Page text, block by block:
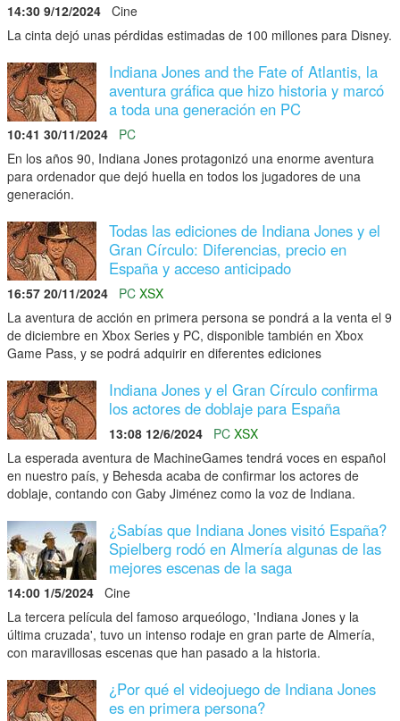
14:30 9/12/2024 Cine
La cinta dejó unas pérdidas estimadas de 100 millones para Disney.
Indiana Jones and the Fate of Atlantis, la
aventura gráfica que hizo historia y marcó
a toda una generación en PC
10:41 30/11/2024
PC
En los años 90, Indiana Jones protagonizó una enorme aventura
para ordenador que dejó huella en todos los jugadores de una
generación.
Todas las ediciones de Indiana Jones y el
Gran Círculo: Diferencias, precio en
España y acceso anticipado
16:57 20/11/2024 PC XSX
La aventura de acción en primera persona se pondrá a la venta el 9
de diciembre en Xbox Series y PC, disponible también en Xbox
Game Pass, y se podrá adquirir en diferentes ediciones
Indiana Jones y el Gran Círculo confirma
los actores de doblaje para España
13:08 12/6/2024 PC XSX
La esperada aventura de MachineGames tendrá voces en español
en nuestro país, y Behesda acaba de confirmar los actores de
doblaje, contando con Gaby Jiménez como la voz de Indiana.
¿Sabías que Indiana Jones visitó España?
Spielberg rodó en Almería algunas de las
mejores escenas de la saga
14:00 1/5/2024 Cine
La tercera película del famoso arqueólogo, 'Indiana Jones y la
última cruzada', tuvo un intenso rodaje en gran parte de Almería,
con maravillosas escenas que han pasado a la historia.
¿Por qué el videojuego de Indiana Jones
es en primera persona?